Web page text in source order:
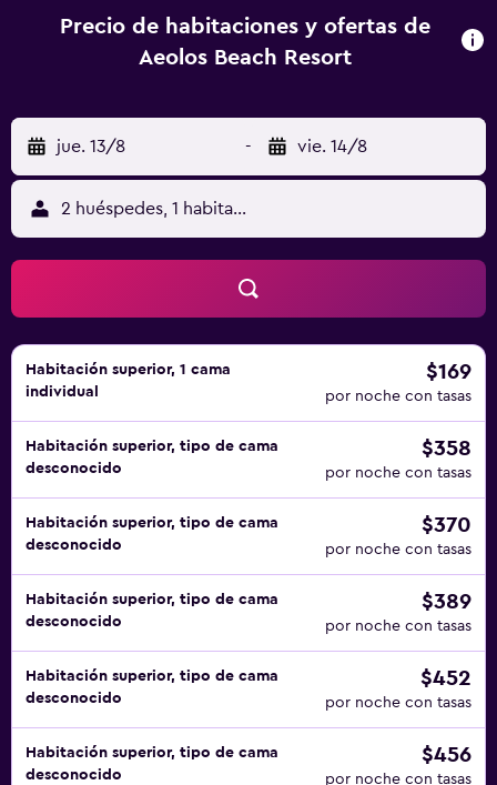
programas de animación cada día. El complejo cuenta con
una gran variedad de sitios para comer y beber, donde los
lugares de interés cercanos, como el palacio de Aquileón,
el centro histórico de Corfú y la localidad tradicional de
Gasturi.
Precio de habitaciones y ofertas de
Aeolos Beach Resort
jue. 13/8 - vie. 14/8
2 huéspedes, 1 habitación
Habitación superior, 1 cama
individual
$169
por noche con tasas
Habitación superior, tipo de cama
desconocido
$358
por noche con tasas
Habitación superior, tipo de cama
desconocido
$370
por noche con tasas
Habitación superior, tipo de cama
desconocido
$389
por noche con tasas
Habitación superior, tipo de cama
desconocido
$452
por noche con tasas
Habitación superior, tipo de cama
desconocido
$456
por noche con tasas